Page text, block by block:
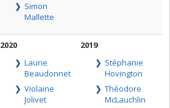
Simon
Mallette
2020
Laurie
Beaudonnet
Violaine
Jolivet
2019
Stéphanie
Hovington
Théodore
McLauchlin